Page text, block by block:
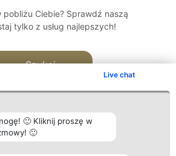
Live chat
🙂 Kliknij proszę w
🙂
Ciebie? Sprawdź naszą
tylko z usług najlepszych!
Szukaj
Plebiscyt Kontakt